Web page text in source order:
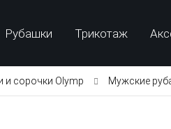
Рубашки Трикотаж
и сорочки Olymp Мужские